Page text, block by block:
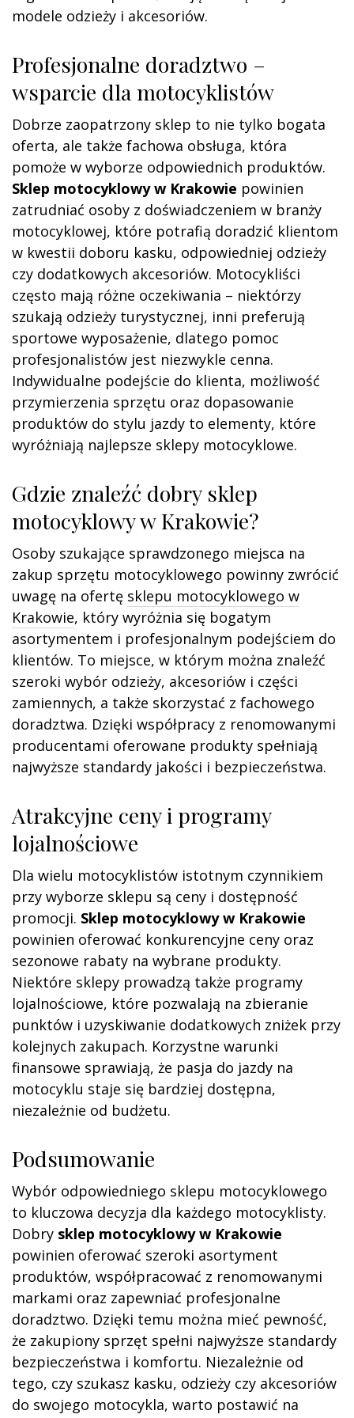
modele odzieży i akcesoriów.
Profesjonalne doradztwo –
wsparcie dla motocyklistów
Dobrze zaopatrzony sklep to nie tylko bogata
oferta, ale także fachowa obsługa, która
pomoże w wyborze odpowiednich produktów.
Sklep motocyklowy w Krakowie powinien
zatrudniać osoby z doświadczeniem w branży
motocyklowej, które potrafią doradzić klientom
w kwestii doboru kasku, odpowiedniej odzieży
czy dodatkowych akcesoriów. Motocykliści
często mają różne oczekiwania – niektórzy
szukają odzieży turystycznej, inni preferują
sportowe wyposażenie, dlatego pomoc
profesjonalistów jest niezwykle cenna.
Indywidualne podejście do klienta, możliwość
przymierzenia sprzętu oraz dopasowanie
produktów do stylu jazdy to elementy, które
wyróżniają najlepsze sklepy motocyklowe.
Gdzie znaleźć dobry sklep
motocyklowy w Krakowie?
Osoby szukające sprawdzonego miejsca na
zakup sprzętu motocyklowego powinny zwrócić
uwagę na ofertę sklepu motocyklowego w
Krakowie, który wyróżnia się bogatym
asortymentem i profesjonalnym podejściem do
klientów. To miejsce, w którym można znaleźć
szeroki wybór odzieży, akcesoriów i części
zamiennych, a także skorzystać z fachowego
doradztwa. Dzięki współpracy z renomowanymi
producentami oferowane produkty spełniają
najwyższe standardy jakości i bezpieczeństwa.
Atrakcyjne ceny i programy
lojalnościowe
Dla wielu motocyklistów istotnym czynnikiem
przy wyborze sklepu są ceny i dostępność
promocji. Sklep motocyklowy w Krakowie
powinien oferować konkurencyjne ceny oraz
sezonowe rabaty na wybrane produkty.
Niektóre sklepy prowadzą także programy
lojalnościowe, które pozwalają na zbieranie
punktów i uzyskiwanie dodatkowych zniżek przy
kolejnych zakupach. Korzystne warunki
finansowe sprawiają, że pasja do jazdy na
motocyklu staje się bardziej dostępna,
niezależnie od budżetu.
Podsumowanie
Wybór odpowiedniego sklepu motocyklowego
to kluczowa decyzja dla każdego motocyklisty.
Dobry sklep motocyklowy w Krakowie
powinien oferować szeroki asortyment
produktów, współpracować z renomowanymi
markami oraz zapewniać profesjonalne
doradztwo. Dzięki temu można mieć pewność,
że zakupiony sprzęt spełni najwyższe standardy
bezpieczeństwa i komfortu. Niezależnie od
tego, czy szukasz kasku, odzieży czy akcesoriów
do swojego motocykla, warto postawić na